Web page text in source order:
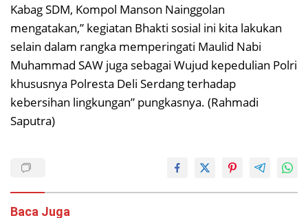
Kabag SDM, Kompol Manson Nainggolan
mengatakan,” kegiatan Bhakti sosial ini kita lakukan
selain dalam rangka memperingati Maulid Nabi
Muhammad SAW juga sebagai Wujud kepedulian Polri
khususnya Polresta Deli Serdang terhadap
kebersihan lingkungan” pungkasnya. (Rahmadi
Saputra)
Baca Juga